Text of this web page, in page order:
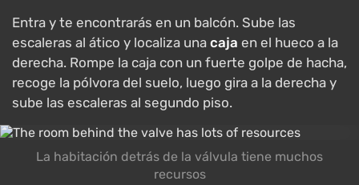
Entra y te encontrarás en un balcón. Sube las
escaleras al ático y localiza una caja en el hueco a la
derecha. Rompe la caja con un fuerte golpe de hacha,
recoge la pólvora del suelo, luego gira a la derecha y
sube las escaleras al segundo piso.
La habitación detrás de la válvula tiene muchos
recursos